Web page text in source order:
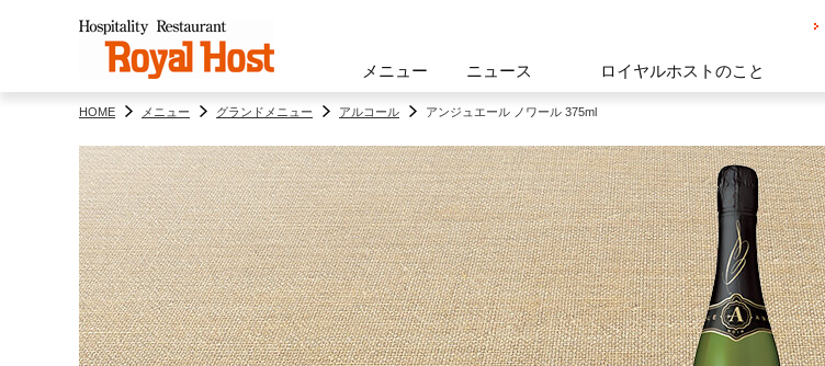
メニュー ニュース ロイヤルホストのこと
HOME メニュー グランドメニュー アルコール アンジュエール ノワール 375ml